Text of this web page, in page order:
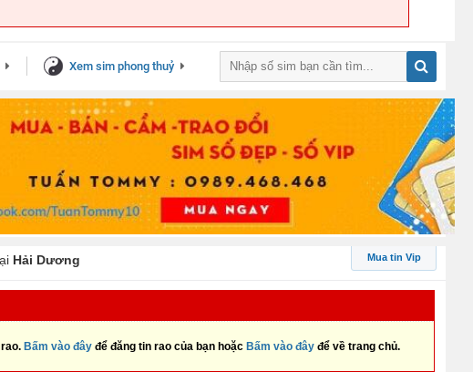
Xem sim phong thuỷ
Hải Dương Mua tin Vip
Bấm vào đây để đăng tin rao của bạn hoặc Bấm vào đây để về trang chủ.